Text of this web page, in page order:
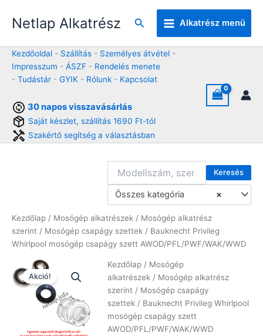
Netlap Alkatrész Keresés Alkatrész menü
Kezdőoldal - Szállítás - Személyes átvétel -
Impresszum - ÁSZF - Rendelés menete
- Tudástár - GYIK - Rólunk - Kapcsolat
30 napos visszavásárlás
Saját készlet, szállítás 1690 Ft-tól
Szakértő segítség a választásban
Keresés
×
Összes kategória
Kezdőlap / Mosógép alkatrészek / Mosógép alkatrész
szerint / Mosógép csapágy szettek / Bauknecht Privileg
Whirlpool mosógép csapágy szett AWOD/PFL/PWF/WAK/WWD
Akció!
Kezdőlap / Mosógép
alkatrészek / Mosógép alkatrész
szerint / Mosógép csapágy
szettek / Bauknecht Privileg Whirlpool
mosógép csapágy szett
AWOD/PFL/PWF/WAK/WWD